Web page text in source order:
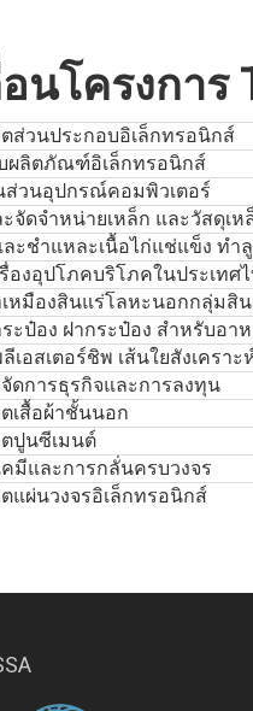
โครงการ
ส่วนประกอบอิเล็กทรอนิกส์
บผลิตภัณฑ์อิเล็กทรอนิกส์
ส่วนอุปกรณ์คอมพิวเตอร์
จัดจำหน่ายเหล็ก และวัสดุเห
ะชำแหละเนื้อไก่แช่แข็ง ทำ
องอุปโภคบริโภคในประเทศ
หมืองสินแร่โลหะนอกกลุ่มสิ
ะป๋อง ฝากระป๋อง สำหรับอา
เอสเตอร์ชิพ เส้นใยสังเคราะ
ดการธุรกิจและการลงทุน
เสื้อผ้าชั้นนอก
ปูนซีเมนต์
คมีและการกลั่นครบวงจร
แผ่นวงจรอิเล็กทรอนิกส์